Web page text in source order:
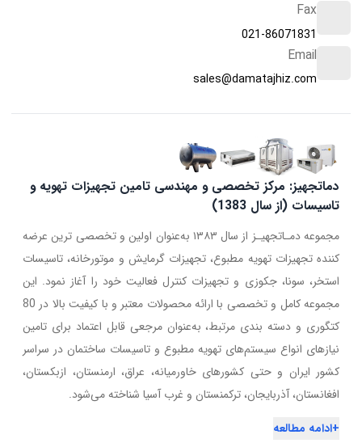
Fax
021-86071831
Email
sales@damatajhiz.com
دماتجهیز: مرکز تخصصی و مهندسی تامین تجهیزات تهویه و
تاسیسات (از سال 1383)
مجموعه دمـاتجهیـز از سال ۱۳۸۳ به‌عنوان اولین و تخصصی ترین عرضه
کننده تجهیزات تهویه مطبوع، تجهیزات گرمایش و موتورخانه، تاسیسات
استخر، سونا، جکوزی و تجهیزات کنترل فعالیت خود را آغاز نمود. این
مجموعه کامل و تخصصی با ارائه محصولات معتبر و با کیفیت بالا در 80
کتگوری و دسته بندی مرتبط، به‌عنوان مرجعی قابل اعتماد برای تامین
نیازهای انواع سیستم‌های تهویه مطبوع و تاسیسات ساختمان در سراسر
کشور ایران و حتی کشورهای خاورمیانه، عراق، ارمنستان، ازبکستان،
افغانستان، آذربایجان، ترکمنستان و غرب آسیا شناخته می‌شود.
+ادامه مطالعه